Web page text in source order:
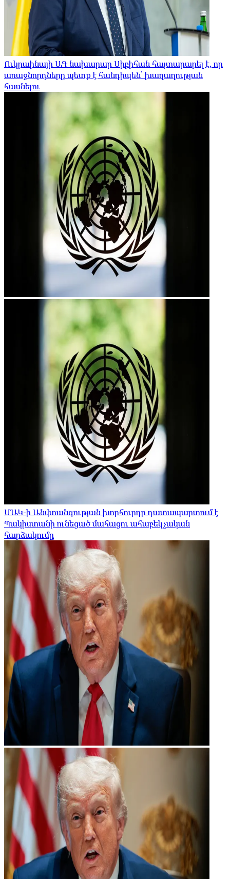
Ուկրաինայի ԱԳ նախարար Սիբիհան հայտարարել է, որ
առաջնորդները պետք է հանդիպեն՝ խաղաղության
հասնելու
ՄԱԿ-ի Անվտանգության խորհուրդը դատապարտում է
Պակիստանի ունեցած մահացու ահաբեկչական
հարձակումը